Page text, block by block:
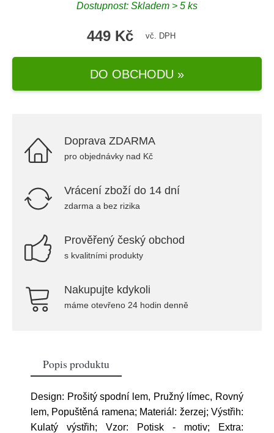
Dostupnost: Skladem > 5 ks
449 Kč vč. DPH
DO OBCHODU »
Doprava ZDARMA
pro objednávky nad Kč
Vrácení zboží do 14 dní
zdarma a bez rizika
Prověřený český obchod
s kvalitními produkty
Nakupujte kdykoli
máme otevřeno 24 hodin denně
Popis produktu
Design: Prošitý spodní lem, Pružný límec, Rovný
lem, Popuštěná ramena; Materiál: žerzej; Výstřih:
Kulatý výstřih; Vzor: Potisk - motiv; Extra: